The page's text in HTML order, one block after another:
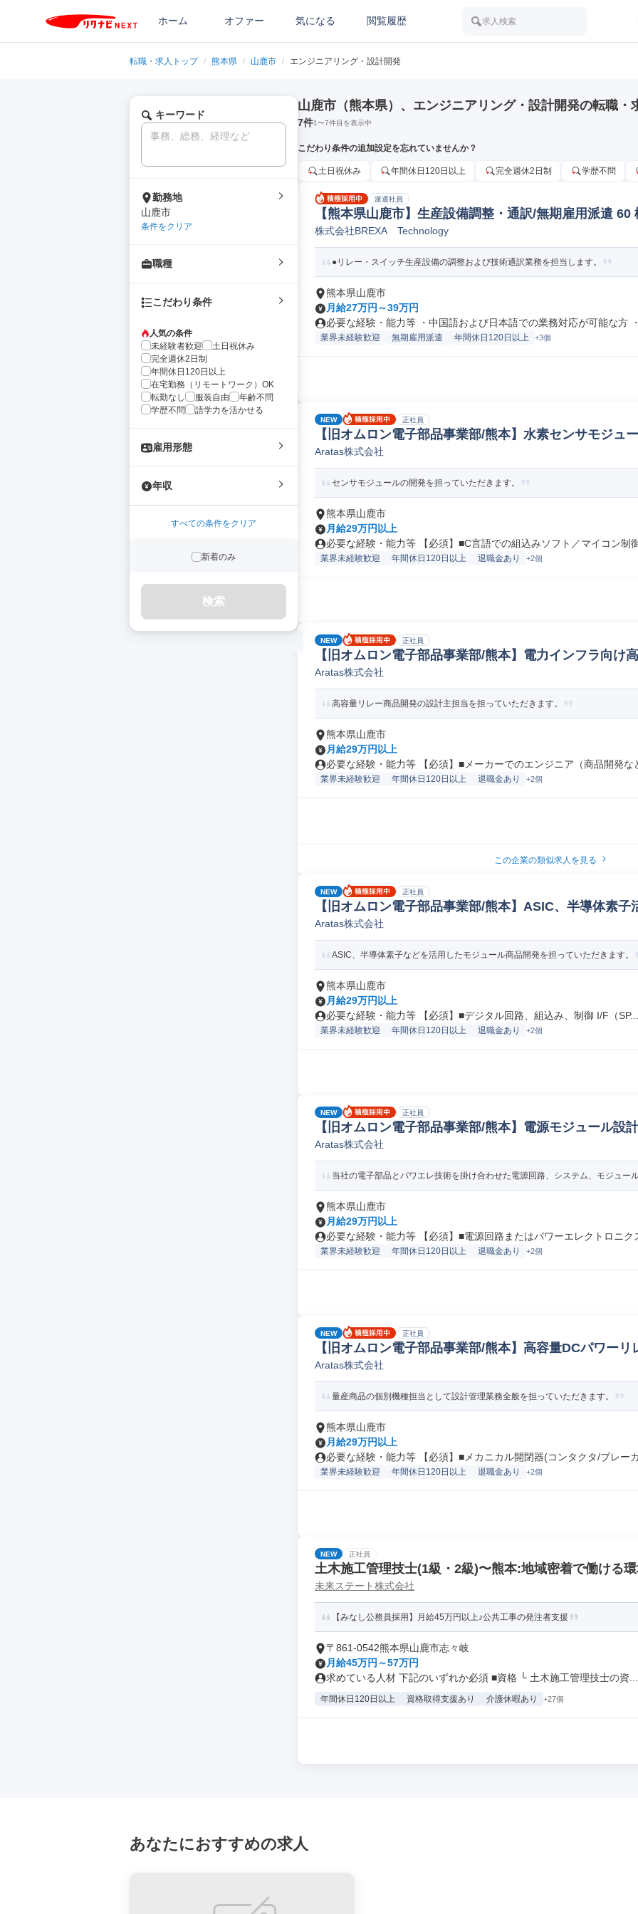
ホーム オファー 気になる 閲覧履歴 求人検索
転職・求人トップ / 熊本県 / 山鹿市 / エンジニアリング・設計開発
キーワード
勤務地
山鹿市
条件をクリア
職種
こだわり条件
人気の条件
未経験者歓迎
土日祝休み
完全週休2日制
年間休日120日以上
在宅勤務（リモートワーク）OK
転勤なし
服装自由
年齢不問
学歴不問
語学力を活かせる
雇用形態
年収
すべての条件をクリア
新着のみ
検索
山鹿市（熊本県）、エンジニアリング・設計開発の転職・
7件1〜7件目を表示中
こだわり条件の追加設定を忘れていませんか？
土日祝休み 年間休日120日以上 完全週休2日制 学歴不問
派遣社員
【熊本県山鹿市】生産設備調整・通訳/無期雇用派遣 60
株式会社BREXA Technology
●リレー・スイッチ生産設備の調整および技術通訳業務を担当します。
熊本県山鹿市
月給27万円～39万円
必要な経験・能力等 ・中国語および日本語での業務対応が可能な方
業界未経験歓迎 無期雇用派遣 年間休日120日以上 +3個
NEW 正社員
【旧オムロン電子部品事業部/熊本】水素センサモジュ
発(デバイスドライバー/ファームウェア)
Aratas株式会社
センサモジュールの開発を担っていただきます。
熊本県山鹿市
月給29万円以上
必要な経験・能力等 【必須】■C言語での組込みソフト／マイコン制
業界未経験歓迎 年間休日120日以上 退職金あり +2個
NEW 正社員
【旧オムロン電子部品事業部/熊本】電力インフラ向け
路設計
Aratas株式会社
高容量リレー商品開発の設計主担当を担っていただきます。
熊本県山鹿市
月給29万円以上
必要な経験・能力等 【必須】■メーカーでのエンジニア（商品開発な
業界未経験歓迎 年間休日120日以上 退職金あり +2個
この企業の類似求人を見る
NEW 正社員
【旧オムロン電子部品事業部/熊本】ASIC、半導体素
その他製品開発(機械/電気/電子製品専門職)
Aratas株式会社
ASIC、半導体素子などを活用したモジュール商品開発を担っていただきます。
熊本県山鹿市
月給29万円以上
必要な経験・能力等 【必須】■デジタル回路、組込み、制御 I/F（SP...
業界未経験歓迎 年間休日120日以上 退職金あり +2個
NEW 正社員
【旧オムロン電子部品事業部/熊本】電源モジュール設
Aratas株式会社
当社の電子部品とパワエレ技術を掛け合わせた電源回路、システム、モジュー
熊本県山鹿市
月給29万円以上
必要な経験・能力等 【必須】■電源回路またはパワーエレクトロニク
業界未経験歓迎 年間休日120日以上 退職金あり +2個
NEW 正社員
【旧オムロン電子部品事業部/熊本】高容量DCパワー
計
Aratas株式会社
量産商品の個別機種担当として設計管理業務全般を担っていただきます。
熊本県山鹿市
月給29万円以上
必要な経験・能力等 【必須】■メカニカル開閉器(コンタクタ/ブレー
業界未経験歓迎 年間休日120日以上 退職金あり +2個
NEW 正社員
土木施工管理技士(1級・2級)〜熊本:地域密着で働ける
未来ステート株式会社
【みなし公務員採用】月給45万円以上♪公共工事の発注者支援
〒861-0542熊本県山鹿市志々岐
月給45万円～57万円
求めている人材 下記のいずれか必須 ■資格 └ 土木施工管理技士の資...
年間休日120日以上 資格取得支援あり 介護休暇あり +27個
あなたにおすすめの求人